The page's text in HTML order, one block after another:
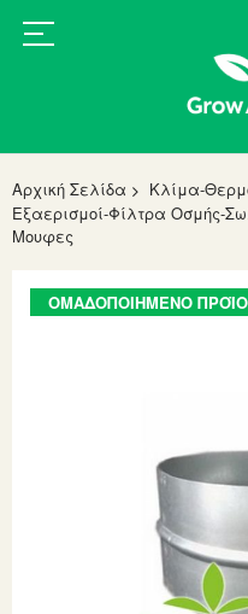
Αρχική Σελίδα Κλίμα-
Εξαερισμοί-Φίλτρα Οσμής-
Μουφες
Skip
to
ΟΜΑΔΟΠΟΙΗΜΈΝΟ